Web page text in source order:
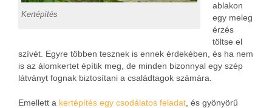
Kertépítés
ablakon
egy meleg
érzés
töltse el
szívét. Egyre többen tesznek is ennek érdekében, és ha nem
is az álomkertet építik meg, de minden bizonnyal egy szép
látványt fognak biztosítani a családtagok számára.
Emellett a kertépítés egy csodálatos feladat , és gyönyörű